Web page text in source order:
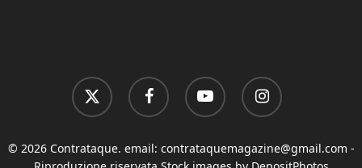
x-
twitter
facebook youtube instagram
© 2026 Contrataque. email: contrataquemagazine@gmail.com -